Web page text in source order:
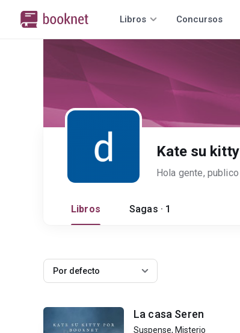
Libros Concursos
Kate su kitty
Libros Sagas · 1
Por defecto
La casa Seren
Suspense, Misterio